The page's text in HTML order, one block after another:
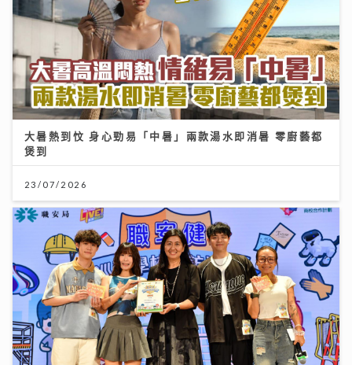
大暑熱到忟 身心勁易「中暑」兩款湯水即消暑 零廚藝都
煲到
23/07/2026